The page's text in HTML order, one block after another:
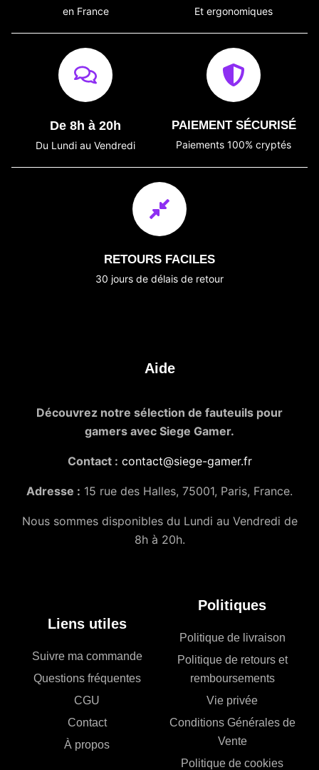
en France Et ergonomiques
De 8h à 20h
Du Lundi au Vendredi
PAIEMENT SÉCURISÉ
Paiements 100% cryptés
RETOURS FACILES
30 jours de délais de retour
Aide
Découvrez notre sélection de fauteuils pour
gamers avec Siege Gamer.
Contact : contact@siege-gamer.fr
Adresse : 15 rue des Halles, 75001, Paris, France.
Nous sommes disponibles du Lundi au Vendredi de
8h à 20h.
Liens utiles
Suivre ma commande
Questions fréquentes
CGU
Contact
À propos
Politiques
Politique de livraison
Politique de retours et
remboursements
Vie privée
Conditions Générales de
Vente
Politique de cookies